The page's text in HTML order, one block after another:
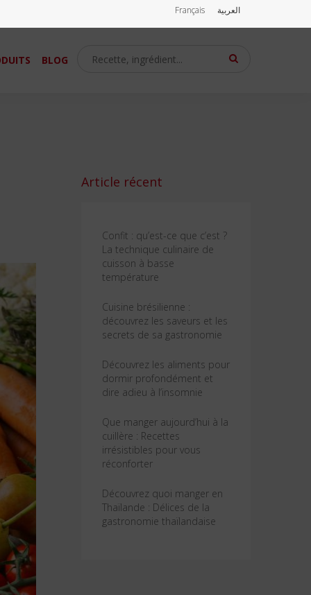
Français العربية
BLOG
Article récent
Confit : qu’est-ce que c’est ?
La technique culinaire de
cuisson à basse
température
Cuisine brésilienne :
découvrez les saveurs et les
secrets de sa gastronomie
Découvrez les aliments pour
dormir profondément et
dire adieu à l’insomnie
Que manger aujourd’hui à la
cuillère : Recettes
irrésistibles pour vous
réconforter
Découvrez quoi manger en
Thaïlande : Délices de la
gastronomie thaïlandaise